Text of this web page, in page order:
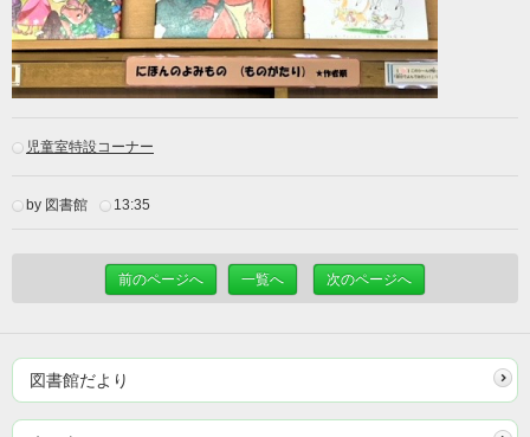
児童室特設コーナー
by 図書館 13:35
前のページへ 一覧へ 次のページへ
図書館だより